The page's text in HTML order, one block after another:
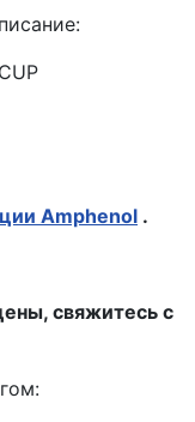
Amphenol .
свяжитесь с